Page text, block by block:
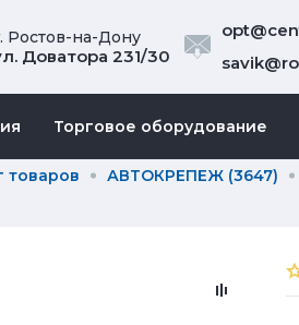
Ростов-на-Дону
Доватора 231/30
Торговое оборудование
товаров АВТОКРЕПЕЖ (3647)